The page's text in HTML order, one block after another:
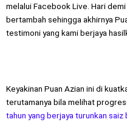
melalui Facebook Live. Hari
bertambah sehingga akhirnya
testimoni yang kami berjaya
Keyakinan Puan Azian ini di
terutamanya bila melihat
tahun yang berjaya turunkan